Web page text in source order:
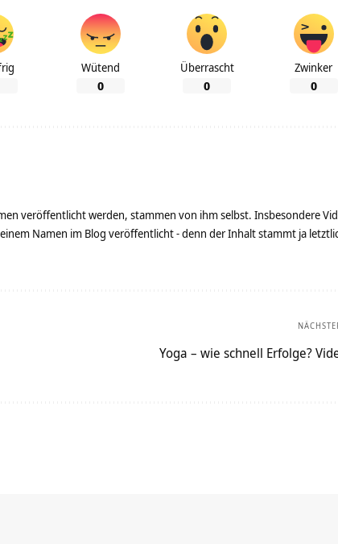
Wütend
0
Überrascht
0
Zwinker
0
veröffentlicht werden, stammen von ihm selbst. Insbesondere
Namen im Blog veröffentlicht - denn der Inhalt stammt ja
Yoga – wie schnell Erfolge?